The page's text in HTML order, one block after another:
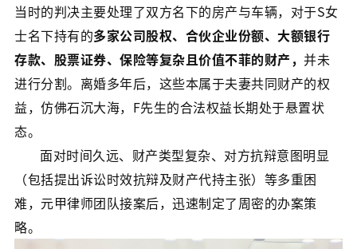
当时的判决主要处理了双方名下的房产与车辆，对于S女
士名下持有的多家公司股权、合伙企业份额、大额银行
存款、股票证券、保险等复杂且价值不菲的财产， 并未
进行分割。离婚多年后，这些本属于夫妻共同财产的权
益，仿佛石沉大海，F先生的合法权益长期处于悬置状
态。
面对时间久远、财产类型复杂、对方抗辩意图明显
（包括提出诉讼时效抗辩及财产代持主张）等多重困
难，元甲律师团队接案后，迅速制定了周密的办案策
略。